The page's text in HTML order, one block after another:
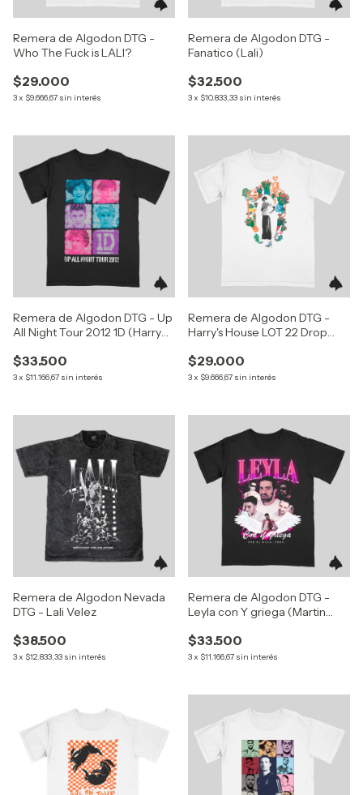
Remera de Algodon DTG -
Who The Fuck is LALI?
$29.000
3x $9.666,67 sin interés
Remera de Algodon DTG -
Fanatico (Lali)
$32.500
3x $10.833,33 sin interés
Remera de Algodon DTG - Up
All Night Tour 2012 1D (Harry
$33.500
3x $11.166,67 sin interés
Remera de Algodon DTG -
Harry's House LOT 22 Drop
$29.000
3x $9.666,67 sin interés
Remera de Algodon Nevada
DTG - Lali Velez
$38.500
3x $12.833,33 sin interés
Remera de Algodon DTG -
Leyla con Y griega (Martin
$33.500
3x $11.166,67 sin interés